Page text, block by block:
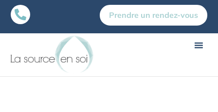
 Prendre un rendez-vous